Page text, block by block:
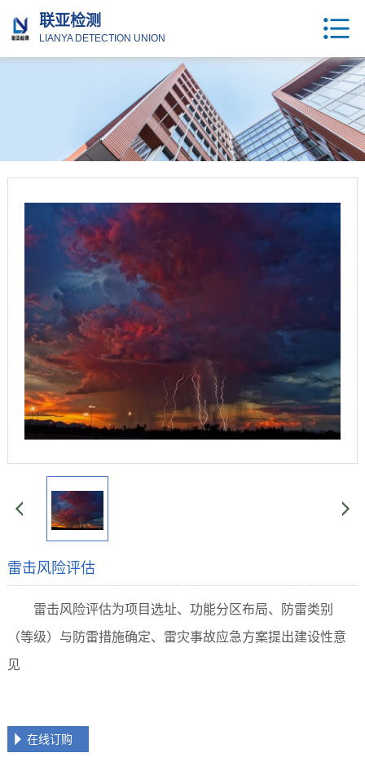
联亚检测
LIANYA DETECTION UNION
雷击风险评估
雷击风险评估为项目选址、功能分区布局、防雷类别
（等级）与防雷措施确定、雷灾事故应急方案提出建设性意
见
在线订购